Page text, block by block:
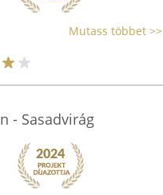
Mutass többet >>
- Sasadvirág